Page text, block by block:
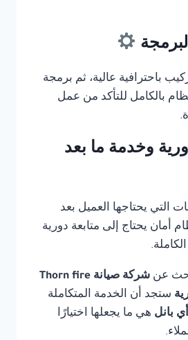
باحترافية عالية، ثم برمجة
بالكامل للتأكد من عمل
وخدمة ما بعد
التي يحتاجها العميل بعد
أمان يحتاج إلى متابعة دورية
عن
شركة صيانة Thorn fire
ستجد أن الخدمة المتكاملة
بانل هي ما يجعلها اختيارًا